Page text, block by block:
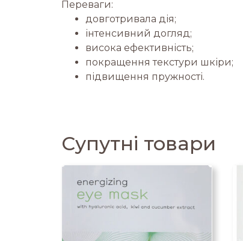
Переваги:
довготривала дія;
інтенсивний догляд;
висока ефективність;
покращення текстури шкіри;
підвищення пружності.
Супутні товари